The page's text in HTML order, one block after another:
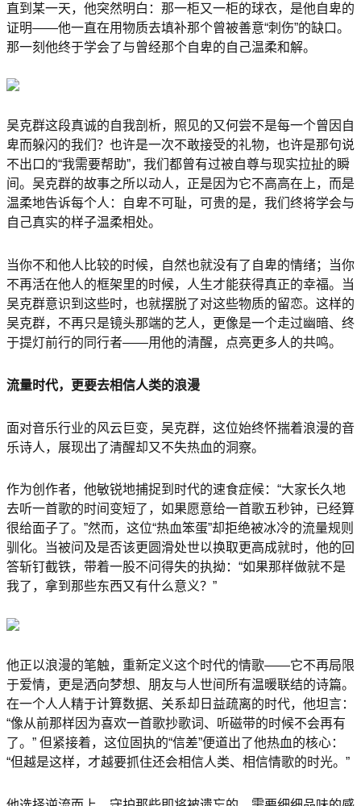
直到某一天，他突然明白：那一柜又一柜的球衣，是他自卑的
证明——他一直在用物质去填补那个曾被善意“刺伤”的缺口。
那一刻他终于学会了与曾经那个自卑的自己温柔和解。
吴克群这段真诚的自我剖析，照见的又何尝不是每一个曾因自
卑而躲闪的我们？也许是一次不敢接受的礼物，也许是那句说
不出口的“我需要帮助”，我们都曾有过被自尊与现实拉扯的瞬
间。吴克群的故事之所以动人，正是因为它不高高在上，而是
温柔地告诉每个人：自卑不可耻，可贵的是，我们终将学会与
自己真实的样子温柔相处。
当你不和他人比较的时候，自然也就没有了自卑的情绪；当你
不再活在他人的框架里的时候，人生才能获得真正的幸福。当
吴克群意识到这些时，也就摆脱了对这些物质的留恋。这样的
吴克群，不再只是镜头那端的艺人，更像是一个走过幽暗、终
于提灯前行的同行者——用他的清醒，点亮更多人的共鸣。
流量时代，更要去相信人类的浪漫
面对音乐行业的风云巨变，吴克群，这位始终怀揣着浪漫的音
乐诗人，展现出了清醒却又不失热血的洞察。
作为创作者，他敏锐地捕捉到时代的速食症候：“大家长久地
去听一首歌的时间变短了，如果愿意给一首歌五秒钟，已经算
很给面子了。”然而，这位“热血笨蛋”却拒绝被冰冷的流量规则
驯化。当被问及是否该更圆滑处世以换取更高成就时，他的回
答斩钉截铁，带着一股不问得失的执拗：“如果那样做就不是
我了，拿到那些东西又有什么意义？”
他正以浪漫的笔触，重新定义这个时代的情歌——它不再局限
于爱情，更是洒向梦想、朋友与人世间所有温暖联结的诗篇。
在一个人人精于计算数据、关系却日益疏离的时代，他坦言：
“像从前那样因为喜欢一首歌抄歌词、听磁带的时候不会再有
了。” 但紧接着，这位固执的“信差”便道出了他热血的核心：
“但越是这样，才越要抓住还会相信人类、相信情歌的时光。”